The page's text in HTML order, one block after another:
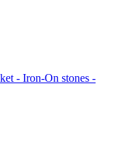
- Iron-On stones -